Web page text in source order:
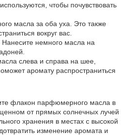
чтобы почувствовать
масла за оба уха. Это также
вокруг вас.
немного масла на
слева и справа на шее,
аромату распространиться
флакон парфюмерного масла в
от прямых солнечных лучей
хранения в местах с высокой
изменение аромата и